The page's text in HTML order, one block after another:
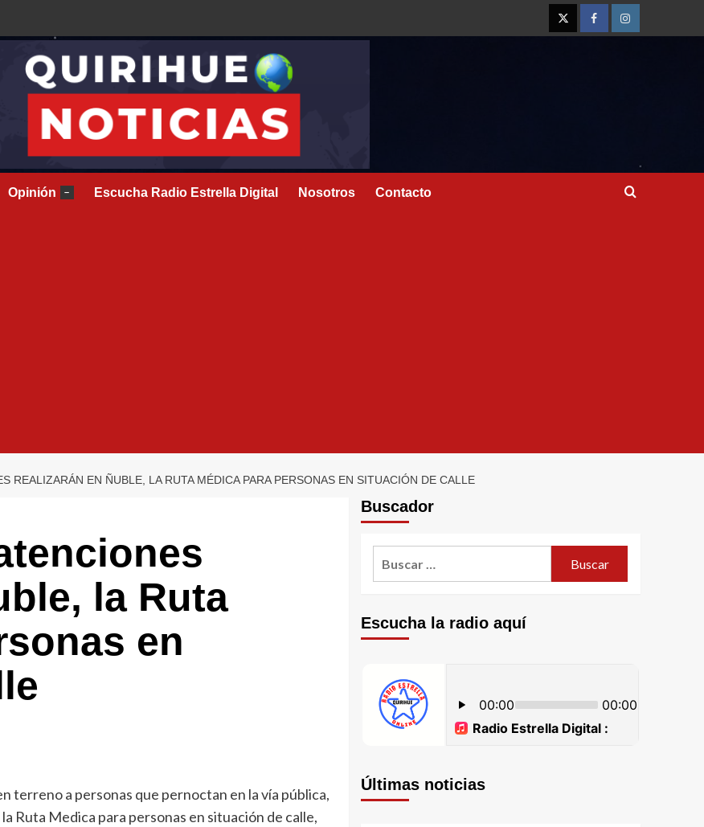
Opinión – Escucha Radio Estrella Digital Nosotros Contacto
REALIZARÁN EN ÑUBLE, LA RUTA MÉDICA PARA PERSONAS EN SITUACIÓN DE CALLE
la Ruta
en
terreno a personas que pernoctan en la vía pública,
Ruta Medica para personas en situación de calle,
Buscador
Escucha la radio aquí
Últimas noticias